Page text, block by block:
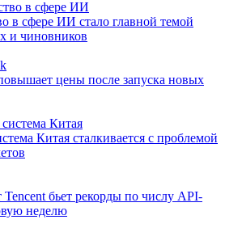
в сфере ИИ стало главной темой
и чиновников
цены после запуска новых
Китая сталкивается с проблемой
бьет рекорды по числу API-
неделю